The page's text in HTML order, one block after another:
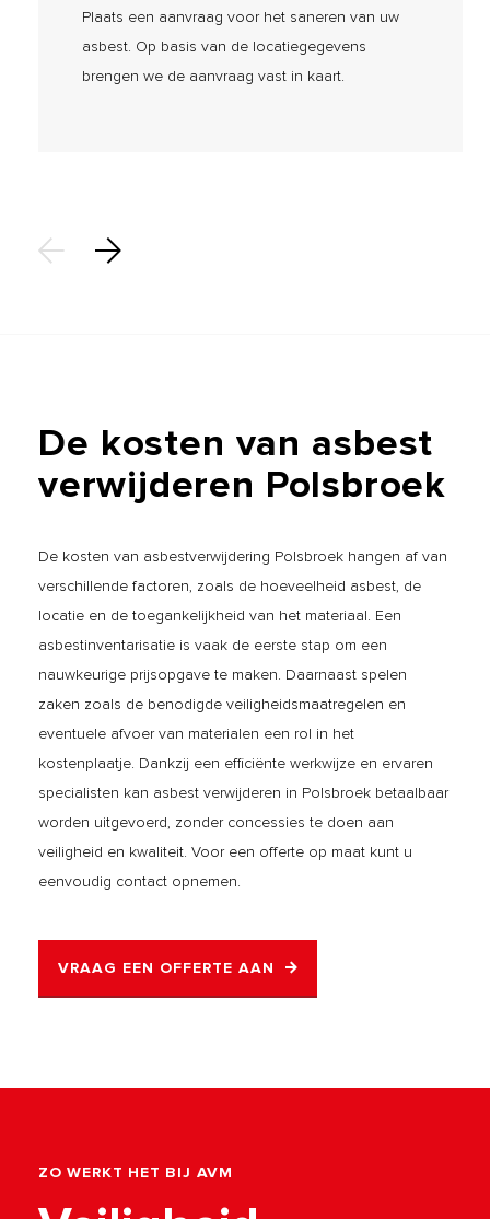
Plaats een aanvraag voor het saneren van uw
asbest. Op basis van de locatiegegevens
brengen we de aanvraag vast in kaart.
De kosten van asbest
verwijderen Polsbroek
De kosten van asbestverwijdering Polsbroek hangen af van
verschillende factoren, zoals de hoeveelheid asbest, de
locatie en de toegankelijkheid van het materiaal. Een
asbestinventarisatie is vaak de eerste stap om een
nauwkeurige prijsopgave te maken. Daarnaast spelen
zaken zoals de benodigde veiligheidsmaatregelen en
eventuele afvoer van materialen een rol in het
kostenplaatje. Dankzij een efficiënte werkwijze en ervaren
specialisten kan asbest verwijderen in Polsbroek betaalbaar
worden uitgevoerd, zonder concessies te doen aan
veiligheid en kwaliteit. Voor een offerte op maat kunt u
eenvoudig contact opnemen.
VRAAG EEN OFFERTE AAN
ZO WERKT HET BIJ AVM